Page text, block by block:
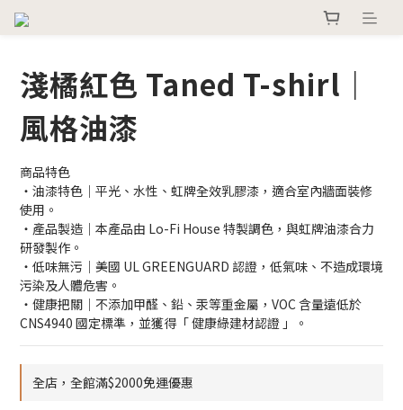
淺橘紅色 Taned T-shirl｜
風格油漆
商品特色
・油漆特色｜平光、水性、虹牌全效乳膠漆，適合室內牆面裝修
使用。
・產品製造｜本產品由 Lo-Fi House 特製調色，與虹牌油漆合力
研發製作。
・低味無污｜美國 UL GREENGUARD 認證，低氣味、不造成環境
污染及人體危害。
・健康把關｜不添加甲醛、鉛、汞等重金屬，VOC 含量遠低於
CNS4940 國定標準，並獲得「 健康綠建材認證 」。
全店，全館滿$2000免運優惠